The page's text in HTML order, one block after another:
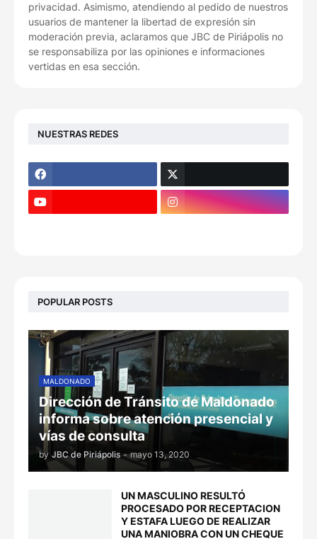
privacidad. Asimismo, atendiendo al pedido de nuestros
usuarios de mantener la libertad de expresión sin
moderación previa, aclaramos que JBC de Piriápolis no
se responsabiliza por las opiniones e informaciones
vertidas en esa sección.
NUESTRAS REDES
POPULAR POSTS
MALDONADO
Dirección de Tránsito de Maldonado
informa sobre atención presencial y
vías de consulta
by JBC de Piriápolis - mayo 13, 2020
UN MASCULINO RESULTÓ
PROCESADO POR RECEPTACION
Y ESTAFA LUEGO DE REALIZAR
UNA MANIOBRA CON UN CHEQUE